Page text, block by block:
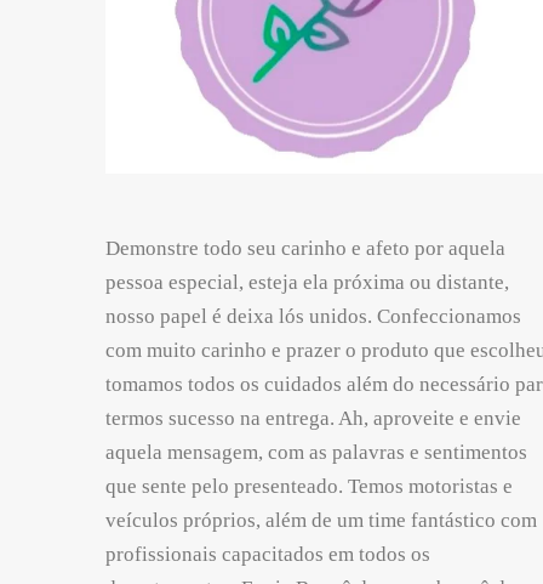
Demonstre todo seu carinho e afeto por aquela
pessoa especial, esteja ela próxima ou distante,
nosso papel é deixa lós unidos. Confeccionamos
com muito carinho e prazer o produto que
tomamos todos os cuidados além do necessário
termos sucesso na entrega. Ah, aproveite e envie
aquela mensagem, com as palavras e sentimentos
que sente pelo presenteado. Temos motoristas e
veículos próprios, além de um time fantástico com
profissionais capacitados em todos os